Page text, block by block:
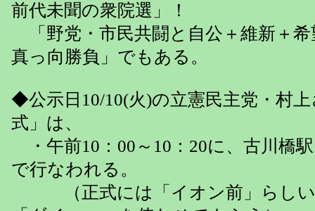
前代未聞の衆院選」！
「野党・市民共闘と自公＋維新＋
真っ向勝負」でもある。
◆公示日10/10(火)の立憲民主党・村
式」は、
・午前10：00～10：20に、古川橋
で行なわれる。
（正式には「イオン前」らしい